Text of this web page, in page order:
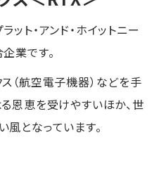
ト・アンド・ホイットニー
業です。
（航空電子機器）などを手
恩恵を受けやすいほか、世
となっています。